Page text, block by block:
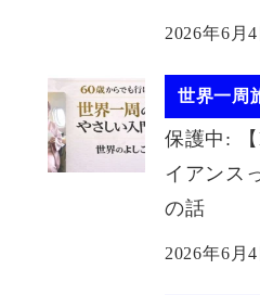
2026年6月4
世界一周
保護中:
イアンス
の話
2026年6月4